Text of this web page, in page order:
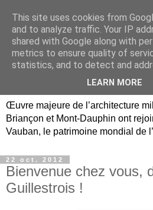
Briançon,
Vauban
Œuvre majeure de l’architecture
Briançon et Mont-Dauphin ont
Vauban, le patrimoine mondial de
22 oct. 2012
Bienvenue chez vous,
Guillestrois !
This site uses cookies from
and to analyze traffic. Your IP
shared with Google along with
metrics to ensure quality of
statistics, and to detect and
LEARN MORE